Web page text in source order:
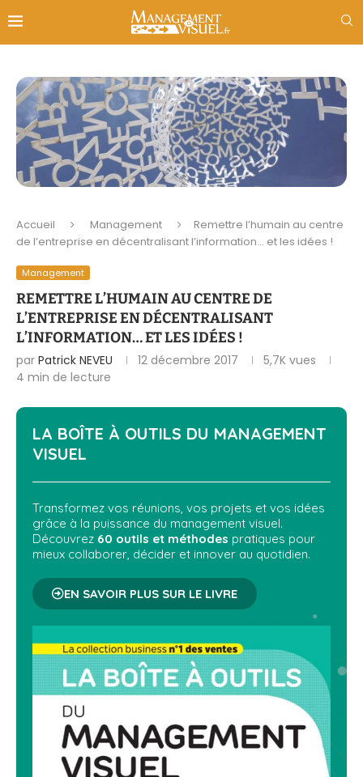
Accueil Management
Remettre l’humain au centre
de l’entreprise en décentralisant l’information… et les idées !
Management
REMETTRE L’HUMAIN AU CENTRE DE
L’ENTREPRISE EN DÉCENTRALISANT
L’INFORMATION… ET LES IDÉES !
par Patrick NEVEU 12 décembre 2017 5,7K vues
4 min de lecture
LA BOÎTE À OUTILS DU MANAGEMENT
VISUEL
Transformez vos réunions, vos projets et vos idées
grâce à la puissance du management visuel.
Découvrez 60 outils et méthodes pratiques pour
mieux collaborer, décider et innover au quotidien.
EN SAVOIR PLUS SUR LE LIVRE